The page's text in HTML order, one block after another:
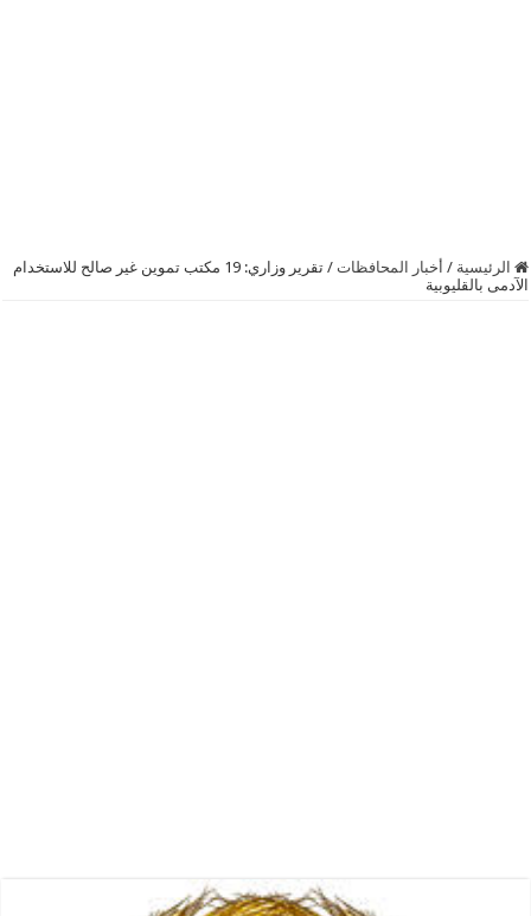
الرئيسية / أخبار المحافظات /
تقرير وزاري: 19 مكتب تموين غير صالح للاستخدام
الآدمى بالقليوبية